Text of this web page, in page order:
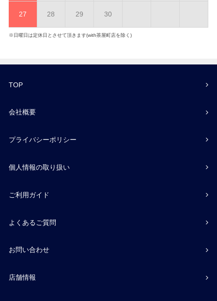
27 28 29 30
※日曜日は定休日とさせて頂きます(with茶屋町店を除く)
TOP
会社概要
プライバシーポリシー
個人情報の取り扱い
ご利用ガイド
よくあるご質問
お問い合わせ
店舗情報